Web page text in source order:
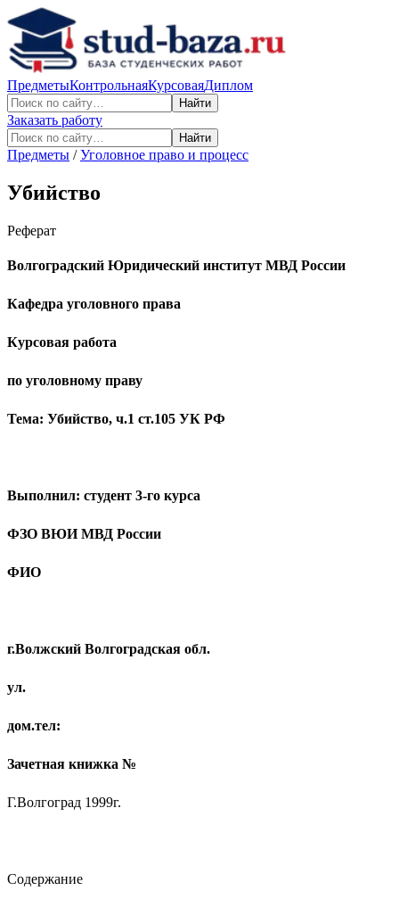
ПредметыКонтрольнаяКурсоваяДиплом
Найти
Заказать работу
Найти
Предметы /Уголовное право и процесс
Убийство
Реферат
Волгоградский Юридический институт МВД России
Кафедра уголовного права
Курсовая работа
по уголовному праву
Тема: Убийство, ч.1 ст.105 УК РФ
Выполнил: студент 3-го курса
ФЗО ВЮИ МВД России
ФИО
г.Волжский Волгоградская обл.
ул.
дом.тел:
Зачетная книжка №
Г.Волгоград 1999г.
Содержание